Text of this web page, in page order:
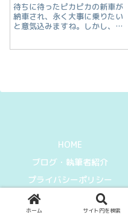
待ちに待ったピカピカの新車が
納車され、永く大事に乗りたい
と意気込みますね。しかし、ク
HOME
ブログ・執筆者紹介
プライバシーポリシー
© 2021-2026
ホーム サイト内を検索